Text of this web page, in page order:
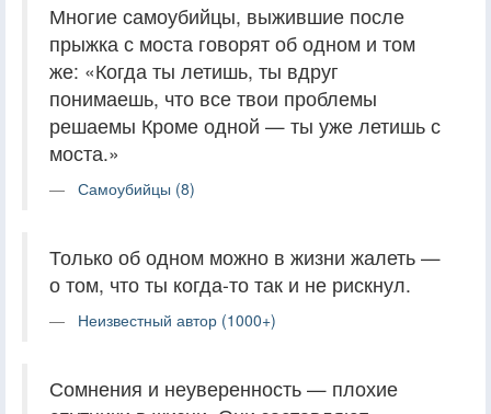
Многие самоубийцы, выжившие после
прыжка с моста говорят об одном и том
же: «Когда ты летишь, ты вдруг
понимаешь, что все твои проблемы
решаемы Кроме одной — ты уже летишь с
моста.»
Самоубийцы (8)
Только об одном можно в жизни жалеть —
о том, что ты когда-то так и не рискнул.
Неизвестный автор (1000+)
Сомнения и неуверенность — плохие